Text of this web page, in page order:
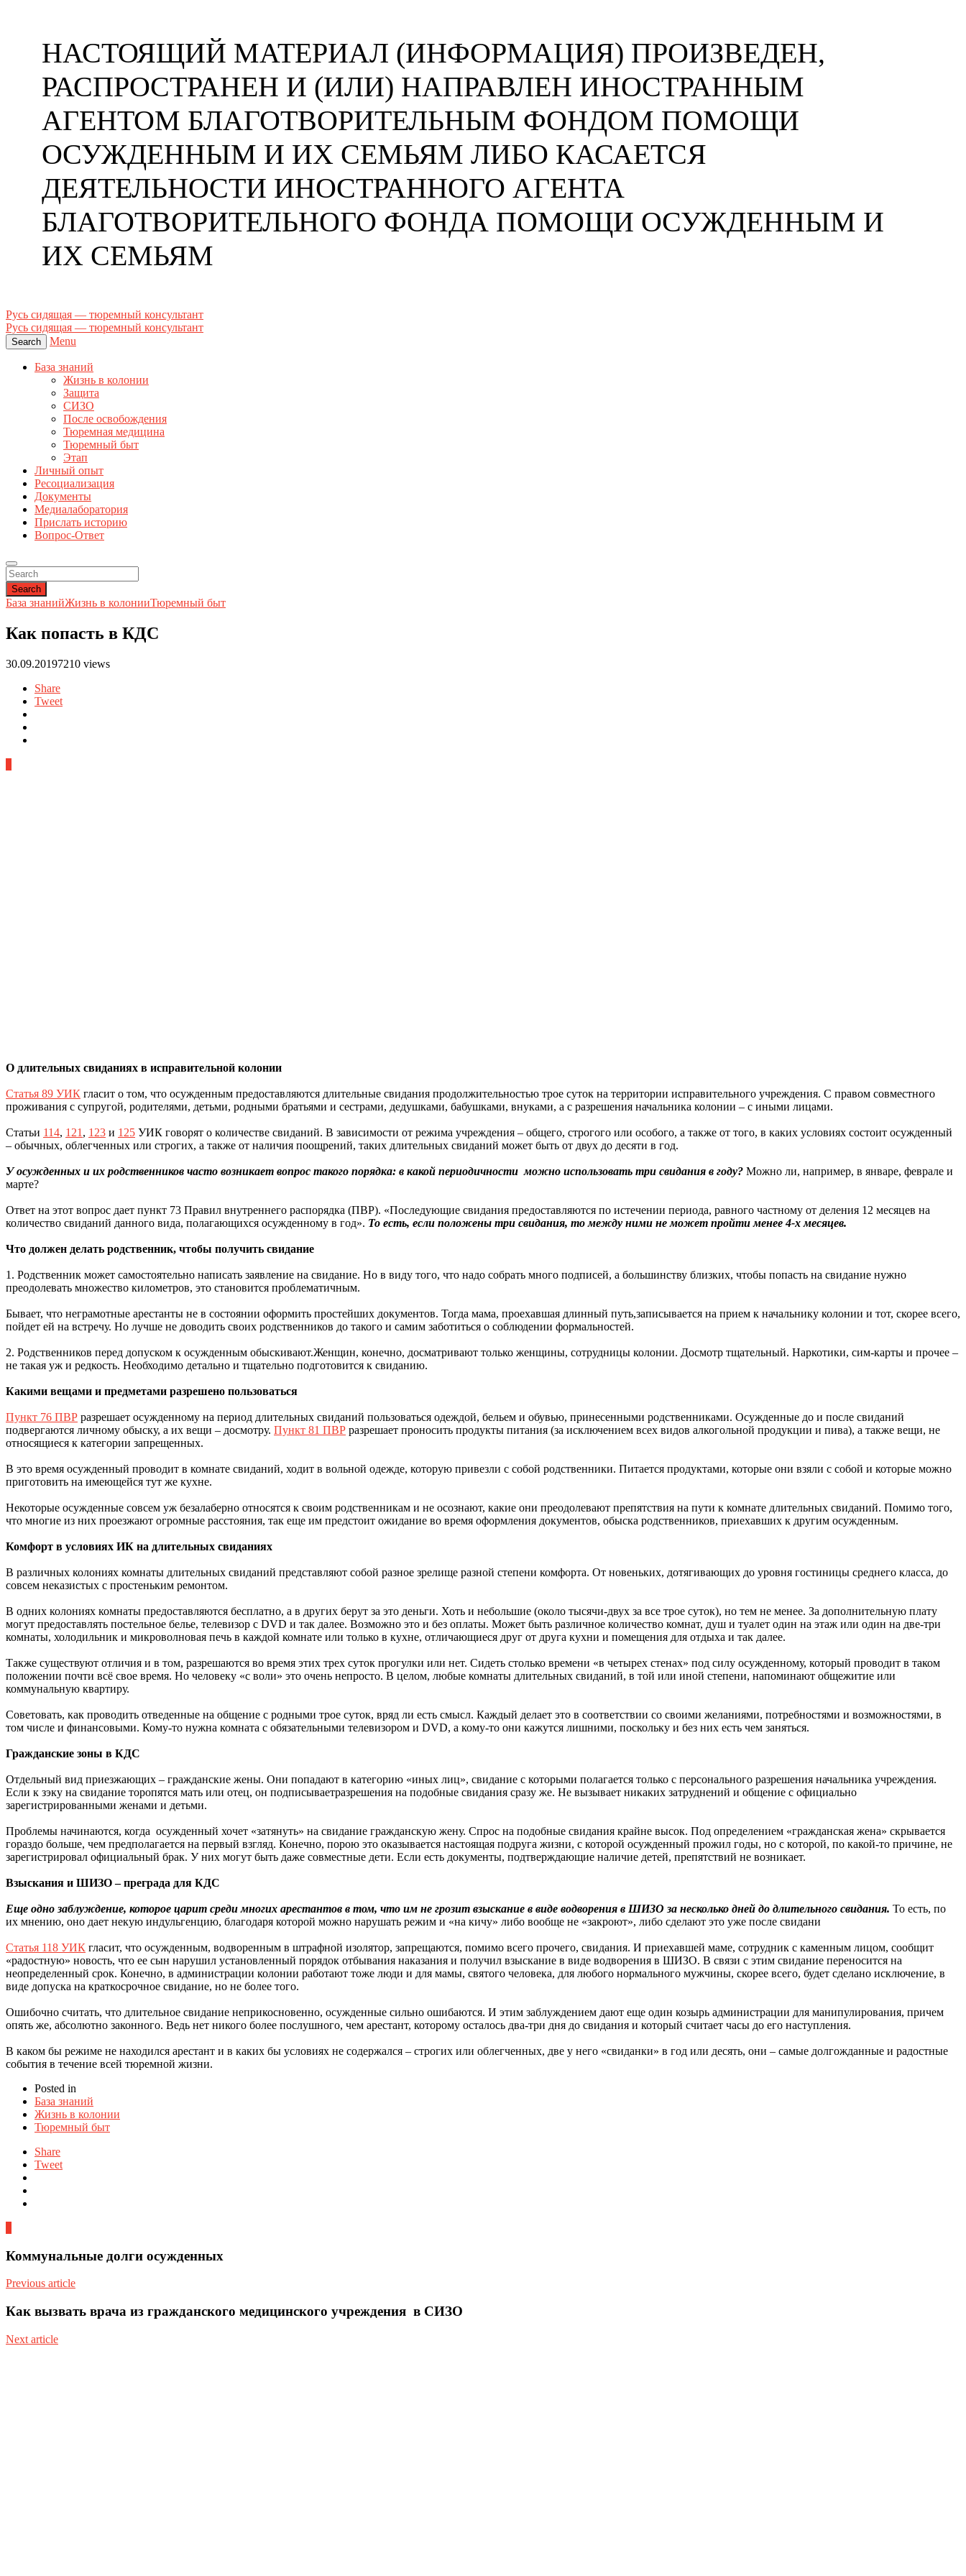
НАСТОЯЩИЙ МАТЕРИАЛ (ИНФОРМАЦИЯ) ПРОИЗВЕДЕН,
РАСПРОСТРАНЕН И (ИЛИ) НАПРАВЛЕН ИНОСТРАННЫМ
АГЕНТОМ БЛАГОТВОРИТЕЛЬНЫМ ФОНДОМ ПОМОЩИ
ОСУЖДЕННЫМ И ИХ СЕМЬЯМ ЛИБО КАСАЕТСЯ
ДЕЯТЕЛЬНОСТИ ИНОСТРАННОГО АГЕНТА
БЛАГОТВОРИТЕЛЬНОГО ФОНДА ПОМОЩИ ОСУЖДЕННЫМ И
ИХ СЕМЬЯМ
Русь сидящая — тюремный консультант
Русь сидящая — тюремный консультант
Search Menu
База знаний
Жизнь в колонии
Защита
СИЗО
После освобождения
Тюремная медицина
Тюремный быт
Этап
Личный опыт
Ресоциализация
Документы
Медиалаборатория
Прислать историю
Вопрос-Ответ
Search
База знанийЖизнь в колонииТюремный быт
Как попасть в КДС
30.09.20197210 views
Share
Tweet
О длительных свиданиях в исправительной колонии
Статья 89 УИК гласит о том, что осужденным предоставляются длительные свидания продолжительностью трое суток на территории исправительного учреждения. С правом совместного
проживания с супругой, родителями, детьми, родными братьями и сестрами, дедушками, бабушками, внуками, а с разрешения начальника колонии – с иными лицами.
Статьи 114, 121 , 123 и 125 УИК говорят о количестве свиданий. В зависимости от режима учреждения – общего, строгого или особого, а также от того, в каких условиях состоит осужденный
– обычных, облегченных или строгих, а также от наличия поощрений, таких длительных свиданий может быть от двух до десяти в год.
У осужденных и их родственников часто возникает вопрос такого порядка: в какой периодичности можно использовать три свидания в году? Можно ли, например, в январе, феврале и
марте?
Ответ на этот вопрос дает пункт 73 Правил внутреннего распорядка (ПВР). «Последующие свидания предоставляются по истечении периода, равного частному от деления 12 месяцев на
количество свиданий данного вида, полагающихся осужденному в год». То есть, если положены три свидания, то между ними не может пройти менее 4-х месяцев.
Что должен делать родственник, чтобы получить свидание
1. Родственник может самостоятельно написать заявление на свидание. Но в виду того, что надо собрать много подписей, а большинству близких, чтобы попасть на свидание нужно
преодолевать множество километров, это становится проблематичным.
Бывает, что неграмотные арестанты не в состоянии оформить простейших документов. Тогда мама, проехавшая длинный путь,записывается на прием к начальнику колонии и тот, скорее всего,
пойдет ей на встречу. Но лучше не доводить своих родственников до такого и самим заботиться о соблюдении формальностей.
2. Родственников перед допуском к осужденным обыскивают.Женщин, конечно, досматривают только женщины, сотрудницы колонии. Досмотр тщательный. Наркотики, сим-карты и прочее –
не такая уж и редкость. Необходимо детально и тщательно подготовится к свиданию.
Какими вещами и предметами разрешено пользоваться
Пункт 76 ПВР разрешает осужденному на период длительных свиданий пользоваться одеждой, бельем и обувью, принесенными родственниками. Осужденные до и после свиданий
подвергаются личному обыску, а их вещи – досмотру. Пункт 81 ПВР разрешает проносить продукты питания (за исключением всех видов алкогольной продукции и пива), а также вещи, не
относящиеся к категории запрещенных.
В это время осужденный проводит в комнате свиданий, ходит в вольной одежде, которую привезли с собой родственники. Питается продуктами, которые они взяли с собой и которые можно
приготовить на имеющейся тут же кухне.
Некоторые осужденные совсем уж безалаберно относятся к своим родственникам и не осознают, какие они преодолевают препятствия на пути к комнате длительных свиданий. Помимо того,
что многие из них проезжают огромные расстояния, так еще им предстоит ожидание во время оформления документов, обыска родственников, приехавших к другим осужденным.
Комфорт в условиях ИК на длительных свиданиях
В различных колониях комнаты длительных свиданий представляют собой разное зрелище разной степени комфорта. От новеньких, дотягивающих до уровня гостиницы среднего класса, до
совсем неказистых с простеньким ремонтом.
В одних колониях комнаты предоставляются бесплатно, а в других берут за это деньги. Хоть и небольшие (около тысячи-двух за все трое суток), но тем не менее. За дополнительную плату
могут предоставлять постельное белье, телевизор с DVD и так далее. Возможно это и без оплаты. Может быть различное количество комнат, душ и туалет один на этаж или один на две-три
комнаты, холодильник и микроволновая печь в каждой комнате или только в кухне, отличающиеся друг от друга кухни и помещения для отдыха и так далее.
Также существуют отличия и в том, разрешаются во время этих трех суток прогулки или нет. Сидеть столько времени «в четырех стенах» под силу осужденному, который проводит в таком
положении почти всё свое время. Но человеку «с воли» это очень непросто. В целом, любые комнаты длительных свиданий, в той или иной степени, напоминают общежитие или
коммунальную квартиру.
Советовать, как проводить отведенные на общение с родными трое суток, вряд ли есть смысл. Каждый делает это в соответствии со своими желаниями, потребностями и возможностями, в
том числе и финансовыми. Кому-то нужна комната с обязательными телевизором и DVD, а кому-то они кажутся лишними, поскольку и без них есть чем заняться.
Гражданские зоны в КДС
Отдельный вид приезжающих – гражданские жены. Они попадают в категорию «иных лиц», свидание с которыми полагается только с персонального разрешения начальника учреждения.
Если к зэку на свидание торопятся мать или отец, он подписываетразрешения на подобные свидания сразу же. Не вызывает никаких затруднений и общение с официально
зарегистрированными женами и детьми.
Проблемы начинаются, когда осужденный хочет «затянуть» на свидание гражданскую жену. Спрос на подобные свидания крайне высок. Под определением «гражданская жена» скрывается
гораздо больше, чем предполагается на первый взгляд. Конечно, порою это оказывается настоящая подруга жизни, с которой осужденный прожил годы, но с которой, по какой-то причине, не
зарегистрировал официальный брак. У них могут быть даже совместные дети. Если есть документы, подтверждающие наличие детей, препятствий не возникает.
Взыскания и ШИЗО – преграда для КДС
Еще одно заблуждение, которое царит среди многих арестантов в том, что им не грозит взыскание в виде водворения в ШИЗО за несколько дней до длительного свидания. То есть, по
их мнению, оно дает некую индульгенцию, благодаря которой можно нарушать режим и «на кичу» либо вообще не «закроют», либо сделают это уже после свидани
Статья 118 УИК гласит, что осужденным, водворенным в штрафной изолятор, запрещаются, помимо всего прочего, свидания. И приехавшей маме, сотрудник с каменным лицом, сообщит
«радостную» новость, что ее сын нарушил установленный порядок отбывания наказания и получил взыскание в виде водворения в ШИЗО. В связи с этим свидание переносится на
неопределенный срок. Конечно, в администрации колонии работают тоже люди и для мамы, святого человека, для любого нормального мужчины, скорее всего, будет сделано исключение, в
виде допуска на краткосрочное свидание, но не более того.
Ошибочно считать, что длительное свидание неприкосновенно, осужденные сильно ошибаются. И этим заблуждением дают еще один козырь администрации для манипулирования, причем
опять же, абсолютно законного. Ведь нет никого более послушного, чем арестант, которому осталось два-три дня до свидания и который считает часы до его наступления.
В каком бы режиме не находился арестант и в каких бы условиях не содержался – строгих или облегченных, две у него «свиданки» в год или десять, они – самые долгожданные и радостные
события в течение всей тюремной жизни.
Posted in
База знаний
Жизнь в колонии
Тюремный быт
Share
Tweet
Коммунальные долги осужденных
Previous article
Как вызвать врача из гражданского медицинского учреждения в СИЗО
Next article